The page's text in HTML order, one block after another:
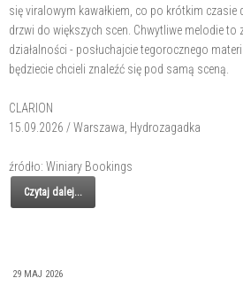
się viralowym kawałkiem, co po krótkim czasie
drzwi do większych scen. Chwytliwe melodie to
działalności - posłuchajcie tegorocznego
będziecie chcieli znaleźć się pod samą sceną.
CLARION
15.09.2026 / Warszawa, Hydrozagadka
źródło: Winiary Bookings
Czytaj dalej...
29 MAJ 2026